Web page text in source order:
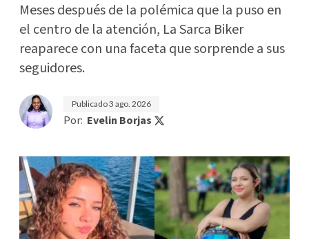
Meses después de la polémica que la puso en
el centro de la atención, La Sarca Biker
reaparece con una faceta que sorprende a sus
seguidores.
Publicado3 ago. 2026
Por: Evelin Borjas